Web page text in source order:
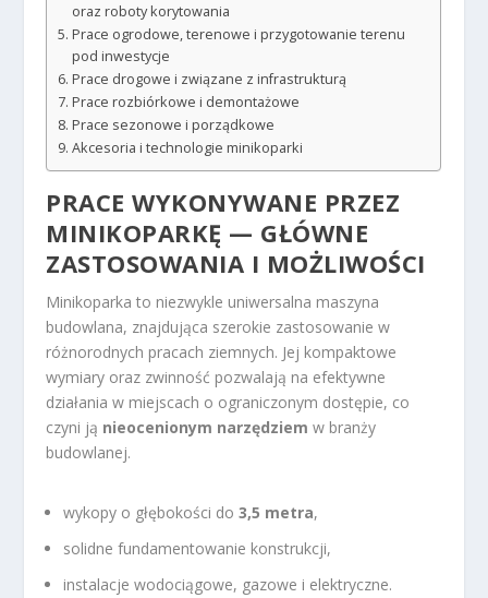
oraz roboty korytowania
Prace ogrodowe, terenowe i przygotowanie terenu
pod inwestycje
Prace drogowe i związane z infrastrukturą
Prace rozbiórkowe i demontażowe
Prace sezonowe i porządkowe
Akcesoria i technologie minikoparki
PRACE WYKONYWANE PRZEZ
MINIKOPARKĘ — GŁÓWNE
ZASTOSOWANIA I MOŻLIWOŚCI
Minikoparka to niezwykle uniwersalna maszyna
budowlana, znajdująca szerokie zastosowanie w
różnorodnych pracach ziemnych. Jej kompaktowe
wymiary oraz zwinność pozwalają na efektywne
działania w miejscach o ograniczonym dostępie, co
czyni ją nieocenionym narzędziem w branży
budowlanej.
wykopy o głębokości do3,5 metra,
solidne fundamentowanie konstrukcji,
instalacje wodociągowe, gazowe i elektryczne.